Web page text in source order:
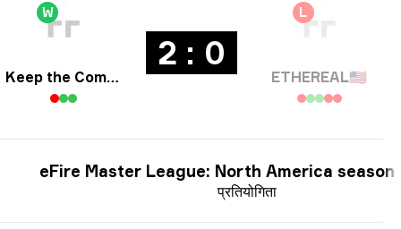
W
Keep the Comms Up
2 : 0
L
ETHEREAL🇺🇸
प्रतियोगिता
eFire Master League: North America season